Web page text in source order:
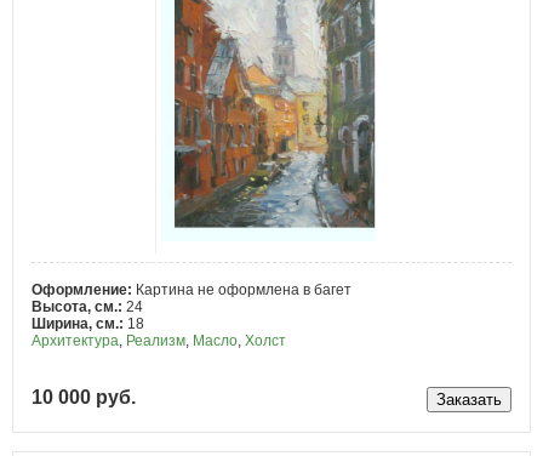
Оформление: Картина не оформлена в багет
Высота, см.: 24
Ширина, см.: 18
Архитектура, Реализм, Масло, Холст
10 000 руб.